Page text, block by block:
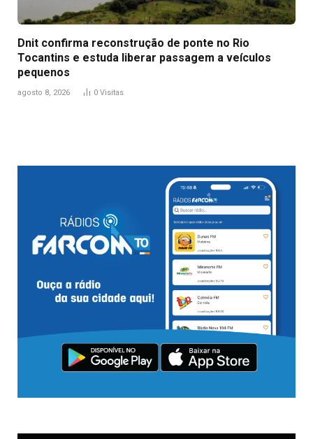
Dnit confirma reconstrução de ponte no Rio
Tocantins e estuda liberar passagem a veículos
pequenos
agosto 8, 2026 0 Visitas